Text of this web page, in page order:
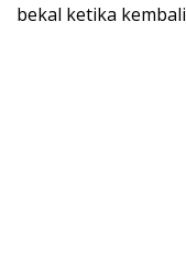
bekal ketika